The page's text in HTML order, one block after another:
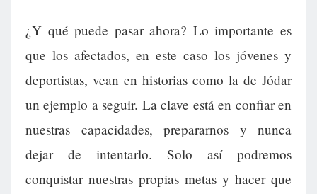
¿Y qué puede pasar ahora? Lo importante es
que los afectados, en este caso los jóvenes y
deportistas, vean en historias como la de Jódar
un ejemplo a seguir. La clave está en confiar en
nuestras capacidades, prepararnos y nunca
dejar de intentarlo. Solo así podremos
conquistar nuestras propias metas y hacer que